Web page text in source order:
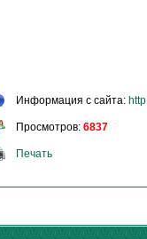
Информация с сайта:
Просмотров: 6837
Печать